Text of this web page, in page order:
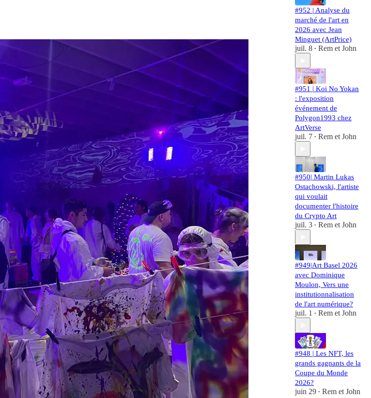
#952 | Analyse du
marché de l'art en
2026 avec Jean
Minguet (ArtPrice)
juil. 8 • Rem et John
#951 | Koi No Yokan
: l'exposition
événement de
Polygon1993 chez
ArtVerse
juil. 7 • Rem et John
#950| Martin Lukas
Ostachowski, l'artiste
qui voulait
documenter l'histoire
du Crypto Art
juil. 3 • Rem et John
#949|Art Basel 2026
avec Dominique
Moulon, Vers une
institutionnalisation
de l'art numérique?
juil. 1 • Rem et John
#948 | Les NFT, les
grands gagnants de la
Coupe du Monde
2026?
juin 29 • Rem et John